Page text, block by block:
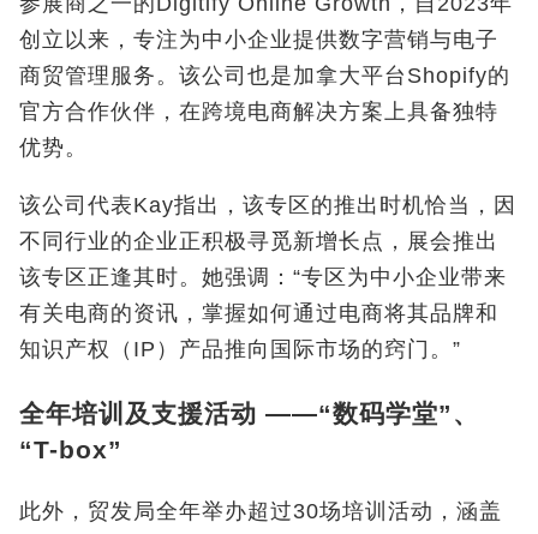
创立以来，专注为中小企业提供数字营销与电子
商贸管理服务。该公司也是加拿大平台Shopify的
官方合作伙伴，在跨境电商解决方案上具备独特
优势。
该公司代表Kay指出，该专区的推出时机恰当，因
不同行业的企业正积极寻觅新增长点，展会推出
该专区正逢其时。她强调：“专区为中小企业带来
有关电商的资讯，掌握如何通过电商将其品牌和
知识产权（IP）产品推向国际市场的窍门。”
全年培训及支援活动 ——“数码学堂”、
“T-box”
此外，贸发局全年举办超过30场培训活动，涵盖